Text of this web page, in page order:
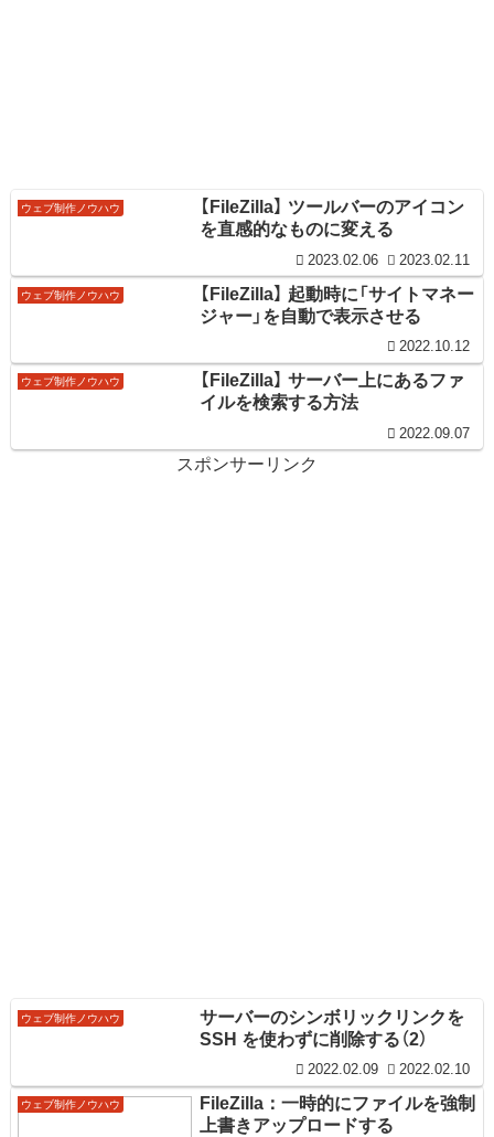
ウェブ制作ノウハウ
【FileZilla】 ツールバーのアイコン
を直感的なものに変える
2023.02.06 2023.02.11
ウェブ制作ノウハウ
【FileZilla】 起動時に「サイトマネー
ジャー」を自動で表示させる
2022.10.12
ウェブ制作ノウハウ
【FileZilla】 サーバー上にあるファ
イルを検索する方法
2022.09.07
スポンサーリンク
ウェブ制作ノウハウ
サーバーのシンボリックリンクを
SSH を使わずに削除する（2）
2022.02.09 2022.02.10
ウェブ制作ノウハウ
FileZilla：一時的にファイルを強制
上書きアップロードする